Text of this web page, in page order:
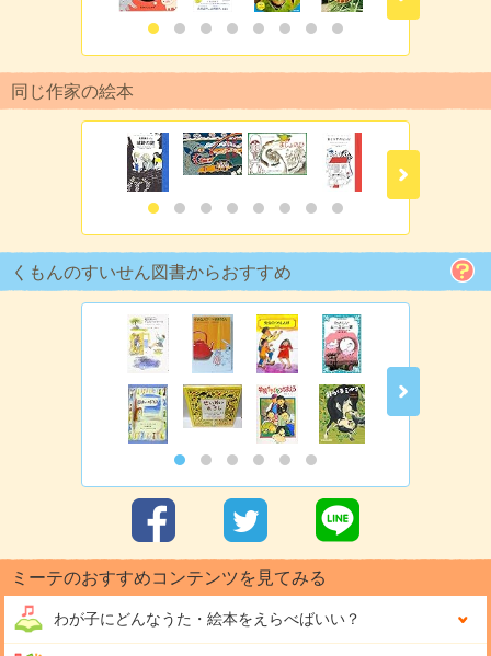
同じ作家の絵本
くもんのすいせん図書からおすすめ
ミーテのおすすめコンテンツを見てみる
わが子にどんなうた・絵本をえらべばいい？